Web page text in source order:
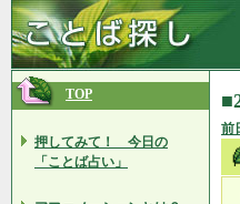
TOP
押してみて！ 今日の
「ことば占い」
前